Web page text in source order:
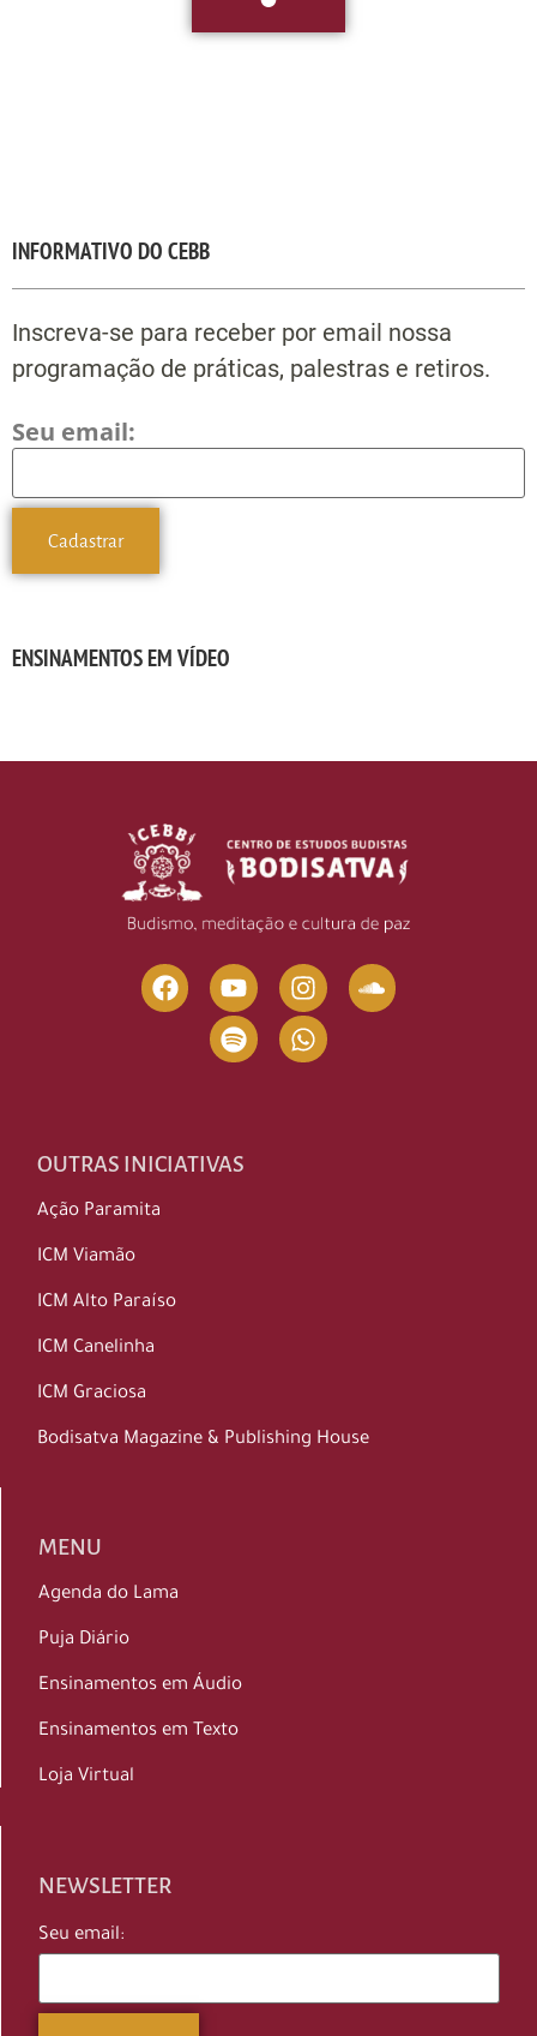
INFORMATIVO DO CEBB
Inscreva-se para receber por email nossa
programação de práticas, palestras e retiros.
Seu email:
ENSINAMENTOS EM VÍDEO
OUTRAS INICIATIVAS
Ação Paramita
ICM Viamão
ICM Alto Paraíso
ICM Canelinha
ICM Graciosa
Bodisatva Magazine & Publishing House
MENU
Agenda do Lama
Puja Diário
Ensinamentos em Áudio
Ensinamentos em Texto
Loja Virtual
NEWSLETTER
Seu email: